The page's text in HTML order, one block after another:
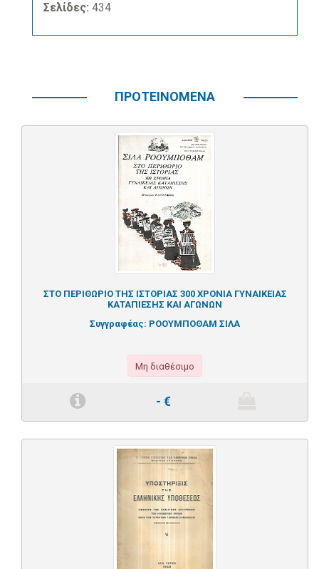
Σελίδες: 434
ΠΡΟΤΕΙΝΟΜΕΝΑ
ΣΤΟ ΠΕΡΙΘΩΡΙΟ ΤΗΣ ΙΣΤΟΡΙΑΣ 300 ΧΡΟΝΙΑ ΓΥΝΑΙΚΕΙΑΣ
ΚΑΤΑΠΙΕΣΗΣ ΚΑΙ ΑΓΩΝΩΝ
Συγγραφέας: ΡΟΟΥΜΠΟΘΑΜ ΣΙΛΑ
Μη διαθέσιμο
- €